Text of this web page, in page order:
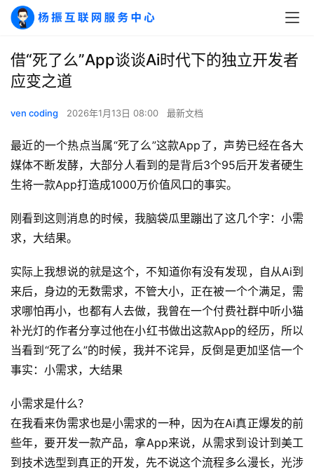
借“死了么”App谈谈Ai时代下的独立开发者
应变之道
ven coding 2026年1月13日 08:00 最新文档
最近的一个热点当属“死了么”这款App了，声势已经在各大
媒体不断发酵，大部分人看到的是背后3个95后开发者硬生
生将一款App打造成1000万价值风口的事实。
刚看到这则消息的时候，我脑袋瓜里蹦出了这几个字：小需
求，大结果。
实际上我想说的就是这个，不知道你有没有发现，自从Ai到
来后，身边的无数需求，不管大小，正在被一个个满足，需
求哪怕再小，也都有人去做，我曾在一个付费社群中听小猫
补光灯的作者分享过他在小红书做出这款App的经历，所以
当看到“死了么”的时候，我并不诧异，反倒是更加坚信一个
事实：小需求，大结果
小需求是什么？
在我看来伪需求也是小需求的一种，因为在Ai真正爆发的前
些年，要开发一款产品，拿App来说，从需求到设计到美工
到技术选型到真正的开发，先不说这个流程多么漫长，光涉